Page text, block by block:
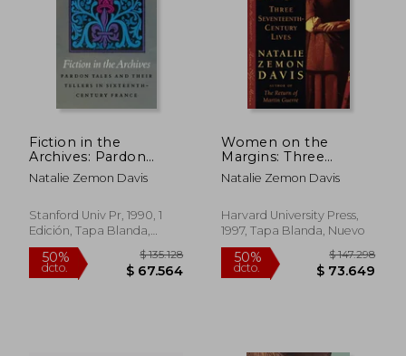
50% $ 124.807 50%
Fiction in the
Archives: Pardon
Tales and Their Tellers
in Sixteenth-Century
Natalie Zemon Davis
Stanford Univ Pr, 1990, 1
Edición, Tapa Blanda,
Nuevo
Women on the
Margins: Three
Seventeenth-Century
Lives (en Inglés)
Natalie Zemon Davis
Harvard University Press,
1997, Tapa Blanda, Nuevo